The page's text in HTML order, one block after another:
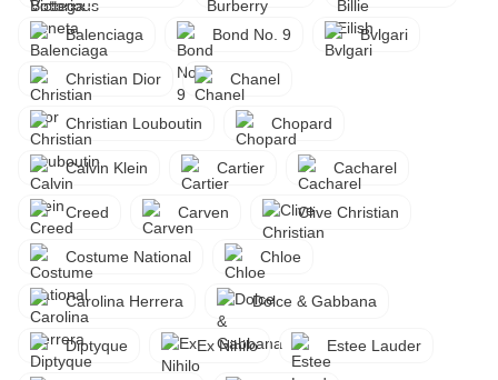
Balenciaga Bond No. 9 Bvlgari
Christian Dior Chanel
Christian Louboutin Chopard
Calvin Klein Cartier Cacharel
Creed Carven Clive Christian
Costume National Chloe
Carolina Herrera Dolce & Gabbana
Diptyque Ex Nihilo Estee Lauder